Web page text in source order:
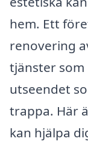
hem. Ett
renovering
tjänster
utseendet
trappa. Här
kan hjälpa